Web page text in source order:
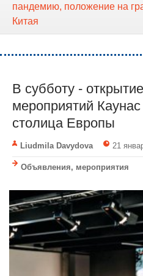
пандемию, положение на
Китая
В субботу -
мероприятий Каунас
столица Европы
Liudmila Davydova 21
Объявления, мероприятия